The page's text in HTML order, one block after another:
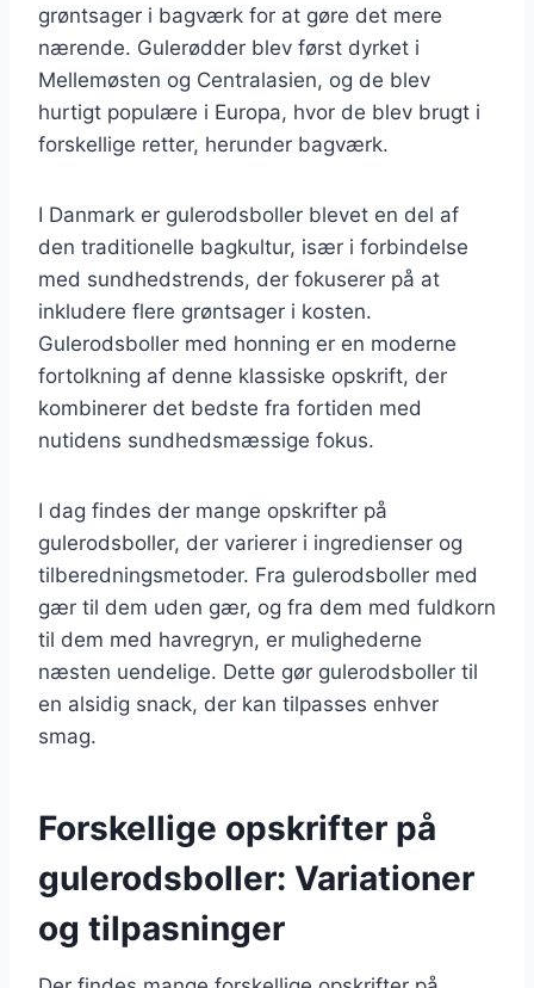
grøntsager i bagværk for at gøre det mere
nærende. Gulerødder blev først dyrket i
Mellemøsten og Centralasien, og de blev
hurtigt populære i Europa, hvor de blev brugt i
forskellige retter, herunder bagværk.
I Danmark er gulerodsboller blevet en del af
den traditionelle bagkultur, især i forbindelse
med sundhedstrends, der fokuserer på at
inkludere flere grøntsager i kosten.
Gulerodsboller med honning er en moderne
fortolkning af denne klassiske opskrift, der
kombinerer det bedste fra fortiden med
nutidens sundhedsmæssige fokus.
I dag findes der mange opskrifter på
gulerodsboller, der varierer i ingredienser og
tilberedningsmetoder. Fra gulerodsboller med
gær til dem uden gær, og fra dem med fuldkorn
til dem med havregryn, er mulighederne
næsten uendelige. Dette gør gulerodsboller til
en alsidig snack, der kan tilpasses enhver
smag.
Forskellige opskrifter på
gulerodsboller: Variationer
og tilpasninger